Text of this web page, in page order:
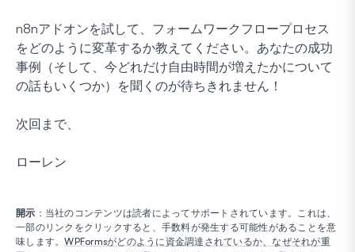
n8nアドオンを試して、フォームワークフロープロセス
をどのように変革するか教えてください。あなたの成功
事例（そして、今どれだけ自由時間が増えたかについて
の話もいくつか）を聞くのが待ちきれません！
次回まで、
ローレン
開示 ：当社のコンテンツは読者によってサポートされています。これは、
一部のリンクをクリックすると、手数料が発生する可能性があることを意
味します。WPFormsがどのように資金調達されているか、なぜそれが重